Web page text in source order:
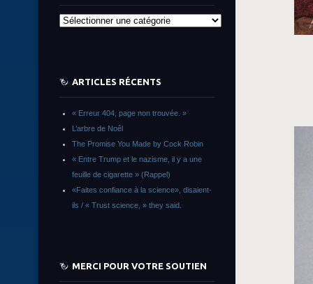
Catégories
ARTICLES RÉCENTS
« Erreur 404, page non trouvée. »
L’arbre de Noêl
The Promise You Made by Cock Robin
« Entre Trump et le nazisme, il y a une
feuille de cigarette » (Rappel)
«Faites confiance à la science», disaient-
ils / « Trust science, » they said.
MERCI POUR VOTRE SOUTIEN